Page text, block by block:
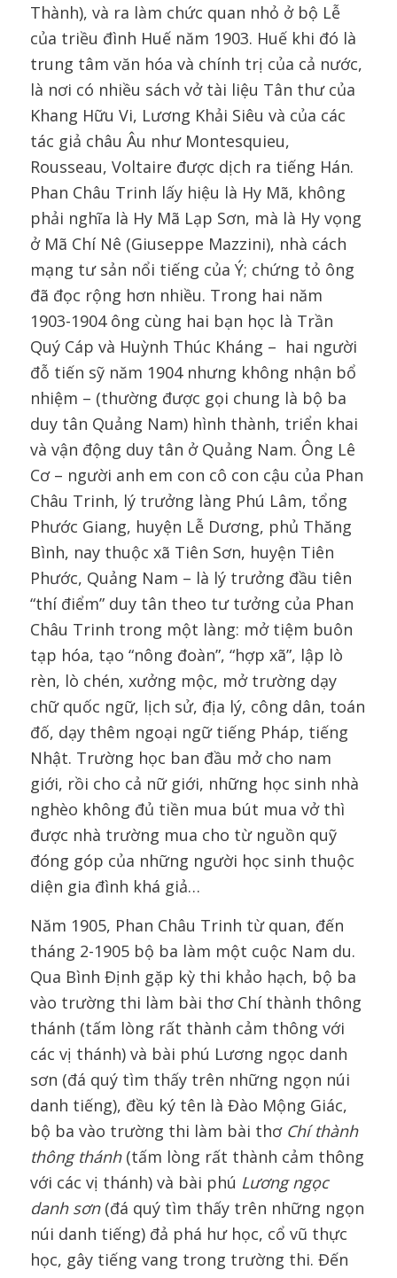
Thành), và ra làm chức quan nhỏ ở bộ Lễ
của triều đình Huế năm 1903. Huế khi đó là
trung tâm văn hóa và chính trị của cả nước,
là nơi có nhiều sách vở tài liệu Tân thư của
Khang Hữu Vi, Lương Khải Siêu và của các
tác giả châu Âu như Montesquieu,
Rousseau, Voltaire được dịch ra tiếng Hán.
Phan Châu Trinh lấy hiệu là Hy Mã, không
phải nghĩa là Hy Mã Lạp Sơn, mà là Hy vọng
ở Mã Chí Nê (Giuseppe Mazzini), nhà cách
mạng tư sản nổi tiếng của Ý; chứng tỏ ông
đã đọc rộng hơn nhiều. Trong hai năm
1903-1904 ông cùng hai bạn học là Trần
Quý Cáp và Huỳnh Thúc Kháng – hai người
đỗ tiến sỹ năm 1904 nhưng không nhận bổ
nhiệm – (thường được gọi chung là bộ ba
duy tân Quảng Nam) hình thành, triển khai
và vận động duy tân ở Quảng Nam. Ông Lê
Cơ – người anh em con cô con cậu của Phan
Châu Trinh, lý trưởng làng Phú Lâm, tổng
Phước Giang, huyện Lễ Dương, phủ Thăng
Bình, nay thuộc xã Tiên Sơn, huyện Tiên
Phước, Quảng Nam – là lý trưởng đầu tiên
“thí điểm” duy tân theo tư tưởng của Phan
Châu Trinh trong một làng: mở tiệm buôn
tạp hóa, tạo “nông đoàn”, “hợp xã”, lập lò
rèn, lò chén, xưởng mộc, mở trường dạy
chữ quốc ngữ, lịch sử, địa lý, công dân, toán
đố, dạy thêm ngoại ngữ tiếng Pháp, tiếng
Nhật. Trường học ban đầu mở cho nam
giới, rồi cho cả nữ giới, những học sinh nhà
nghèo không đủ tiền mua bút mua vở thì
được nhà trường mua cho từ nguồn quỹ
đóng góp của những người học sinh thuộc
diện gia đình khá giả…
Năm 1905, Phan Châu Trinh từ quan, đến
tháng 2-1905 bộ ba làm một cuộc Nam du.
Qua Bình Định gặp kỳ thi khảo hạch, bộ ba
vào trường thi làm bài thơ Chí thành thông
thánh (tấm lòng rất thành cảm thông với
các vị thánh) và bài phú Lương ngọc danh
sơn (đá quý tìm thấy trên những ngọn núi
danh tiếng), đều ký tên là Đào Mộng Giác,
bộ ba vào trường thi làm bài thơ Chí thành
thông thánh(tấm lòng rất thành cảm thông
với các vị thánh) và bài phú Lương ngọc
danh sơn(đá quý tìm thấy trên những ngọn
núi danh tiếng) đả phá hư học, cổ vũ thực
học, gây tiếng vang trong trường thi. Đến